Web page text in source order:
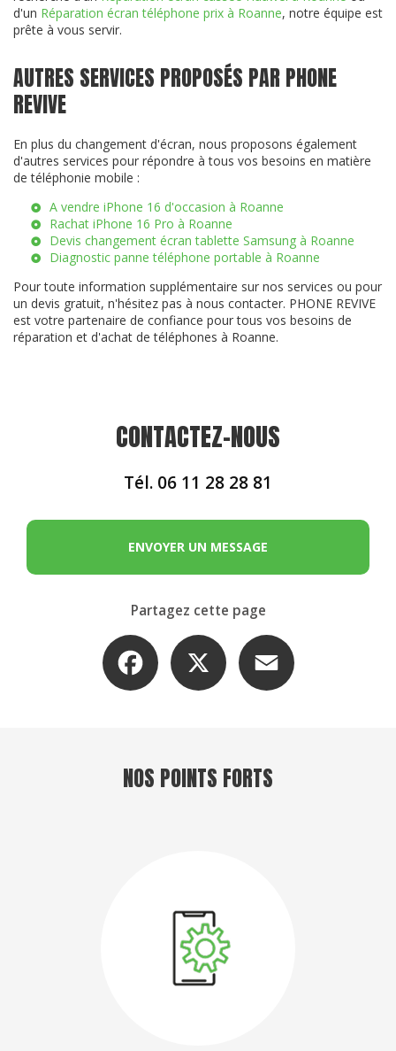
d'un Réparation écran téléphone prix à Roanne, notre équipe est
prête à vous servir.
AUTRES SERVICES PROPOSÉS PAR PHONE
REVIVE
En plus du changement d'écran, nous proposons également
d'autres services pour répondre à tous vos besoins en matière
de téléphonie mobile :
A vendre iPhone 16 d'occasion à Roanne
Rachat iPhone 16 Pro à Roanne
Devis changement écran tablette Samsung à Roanne
Diagnostic panne téléphone portable à Roanne
Pour toute information supplémentaire sur nos services ou pour
un devis gratuit, n'hésitez pas à nous contacter. PHONE REVIVE
est votre partenaire de confiance pour tous vos besoins de
réparation et d'achat de téléphones à Roanne.
CONTACTEZ-NOUS
Tél. 06 11 28 28 81
ENVOYER UN MESSAGE
Partagez cette page
Facebook
NOS POINTS FORTS